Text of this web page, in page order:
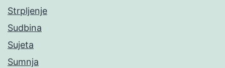
Strpljenje
Sudbina
Sujeta
Sumnja